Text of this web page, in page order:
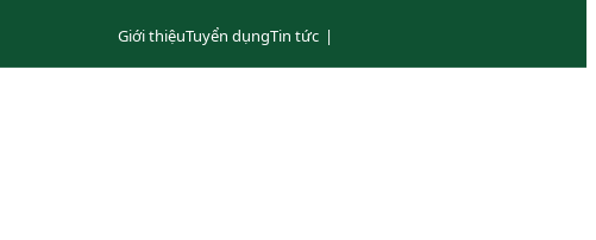
Giới thiệuTuyển dụngTin tức |